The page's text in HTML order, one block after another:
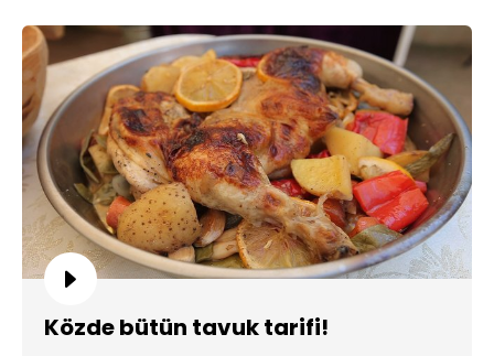
Közde bütün tavuk tarifi!